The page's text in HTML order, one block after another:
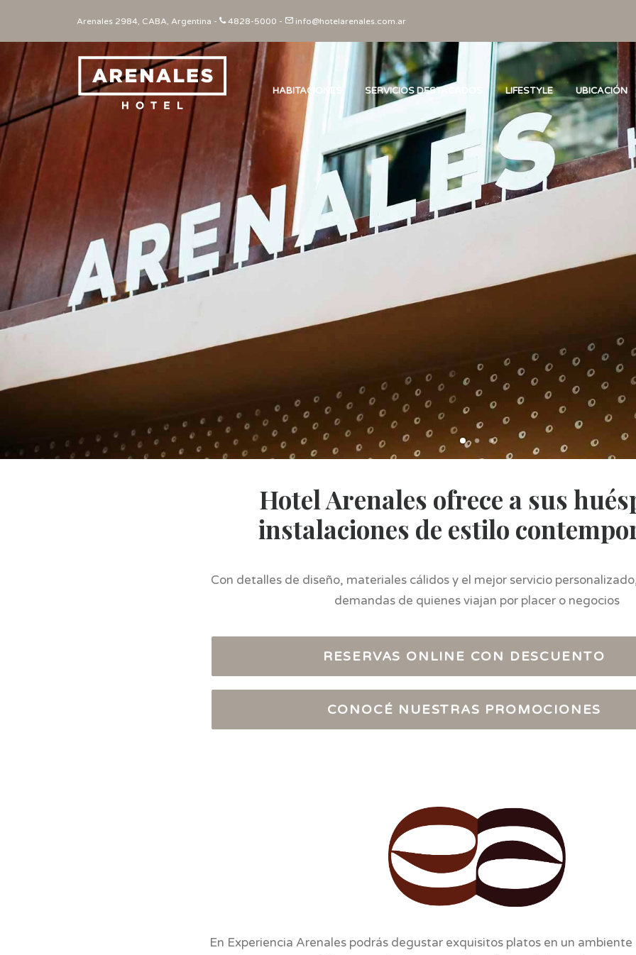
Arenales 2984, CABA, Argentina - 4828-5000 - info@hotelarenales.com.ar
HABITACIONES SERVICIOS DESTACADOS LIFESTYLE UBICACIÓN
Hotel Arenales ofrece a sus
instalaciones de estilo
Con detalles de diseño, materiales cálidos y el mejor servicio
demandas de quienes viajan por placer o negocios
RESERVAS ONLINE CON DESCUENTO
CONOCÉ NUESTRAS PROMOCIONES
En Experiencia Arenales podrás degustar exquisitos platos en un